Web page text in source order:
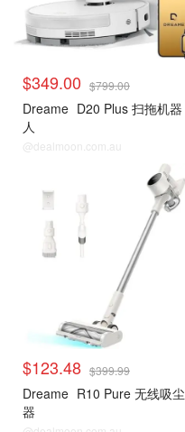
$349.00 $799.00
Dreame D20 Plus 扫拖机器
人
@dealmoon.com.au
$123.48 $399.99
Dreame R10 Pure 无线吸尘
器